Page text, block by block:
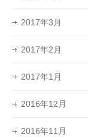
2017年3月
2017年2月
2017年1月
2016年12月
2016年11月